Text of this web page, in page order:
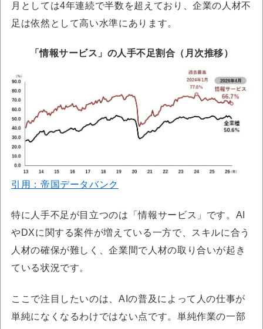
月としては4年連続で半数を超えており、企業の人材不
足は依然として高い水準にあります。
「情報サービス」の人手不足割合（月次推移）
引用：帝国データバンク
特に人手不足が目立つのは「情報サービス」です。AI
やDXに関する案件が増えている一方で、スキルに合う
人材の確保が難しく、企業間で人材の取り合いが起き
ている状況です。
ここで注目したいのは、AIの普及によって人の仕事が
単純になくなるわけではない点です。単純作業の一部